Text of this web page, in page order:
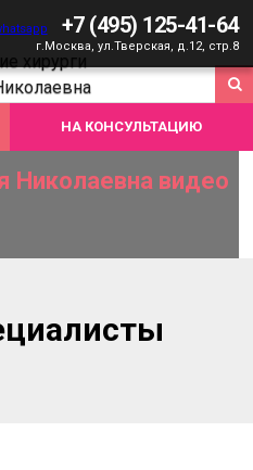
+7 (495) 125-41-64
г.Москва, ул.Тверская, д.12, стр.8
НА КОНСУЛЬТАЦИЮ
хирурги
Николаевна видео